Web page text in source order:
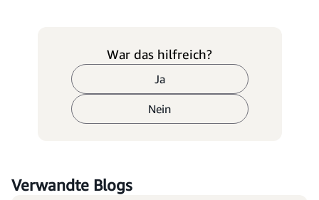
War das hilfreich?
Ja
Nein
Verwandte Blogs